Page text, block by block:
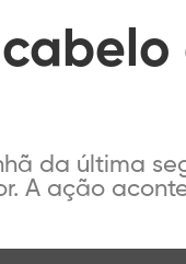
da última
A ação